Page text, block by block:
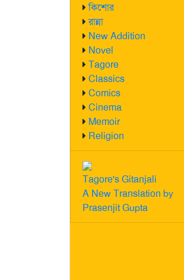
কিশোর
রান্না
New Addition
Novel
Tagore
Classics
Comics
Cinema
Memoir
Religion
Tagore's Gitanjali
A New Translation by
Prasenjit Gupta